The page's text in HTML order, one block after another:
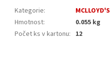
Kategorie:
MCLLOYD'S
Hmotnost:
0.055 kg
Počet ks v kartonu: 12